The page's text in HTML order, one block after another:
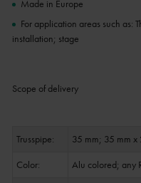
Made in Europe
For application areas such as:
installation; stage
Scope of delivery
Trusspipe:
35 mm; 35 mm x
Color:
Alu colored; any